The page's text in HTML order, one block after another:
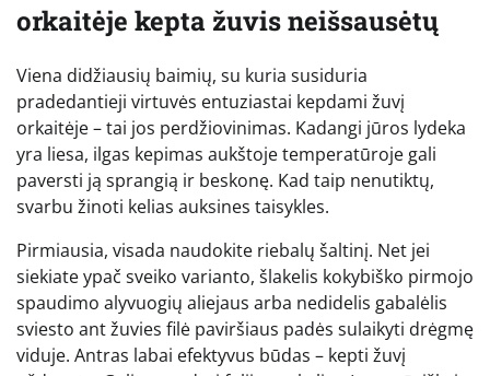
orkaitėje kepta žuvis neišsausėtų
Viena didžiausių baimių, su kuria susiduria
pradedantieji virtuvės entuziastai kepdami žuvį
orkaitėje – tai jos perdžiovinimas. Kadangi jūros lydeka
yra liesa, ilgas kepimas aukštoje temperatūroje gali
paversti ją sprangią ir beskonę. Kad taip nenutiktų,
svarbu žinoti kelias auksines taisykles.
Pirmiausia, visada naudokite riebalų šaltinį. Net jei
siekiate ypač sveiko varianto, šlakelis kokybiško pirmojo
spaudimo alyvuogių aliejaus arba nedidelis gabalėlis
sviesto ant žuvies filė paviršiaus padės sulaikyti drėgmę
viduje. Antras labai efektyvus būdas – kepti žuvį